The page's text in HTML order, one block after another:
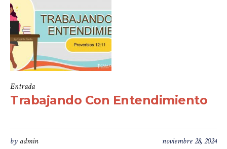
Entrada
Trabajando Con Entendimiento
noviembre 28, 2024
by admin